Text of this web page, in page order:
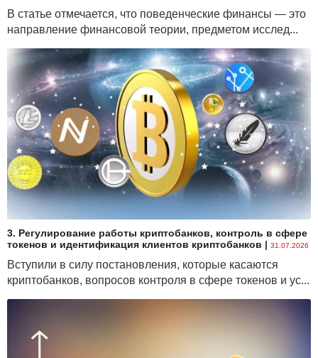
В статье отмечается, что поведенческие финансы — это
направление финансовой теории, предметом исслед...
3. Регулирование работы криптобанков, контроль в сфере
токенов и идентификация клиентов криптобанков | 31.07.2026
Вступили в силу постановления, которые касаются
криптобанков, вопросов контроля в сфере токенов и ус...